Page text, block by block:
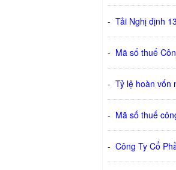
- Tải Nghị định
- Mã số thuế
- Tỷ lệ hoàn vốn
- Mã số thuế
- Công Ty Cổ